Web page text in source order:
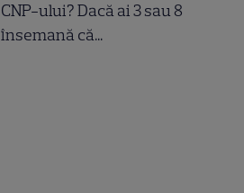
CNP-ului? Dacă ai 3 sau 8
însemană că...